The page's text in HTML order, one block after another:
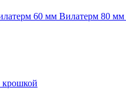
60 мм Вилатерм 80 мм